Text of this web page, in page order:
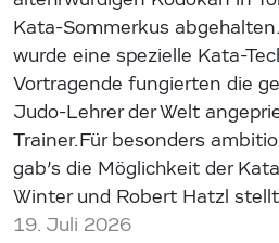
Kata-Sommerkus
wurde eine spezielle Kata-
Vortragende fungierten die
Judo-Lehrer der Welt
Trainer.Für besonders
gab’s die Möglichkeit der
Winter und Robert Hatzl
19. Juli 2026